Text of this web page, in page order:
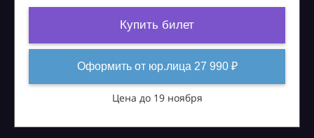
Купить билет
Оформить от юр.лица 27 990 ₽
Цена до 19 ноября